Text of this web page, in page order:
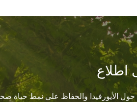
اطلاع
حول الأيورفيدا والحفاظ على نمط حياة